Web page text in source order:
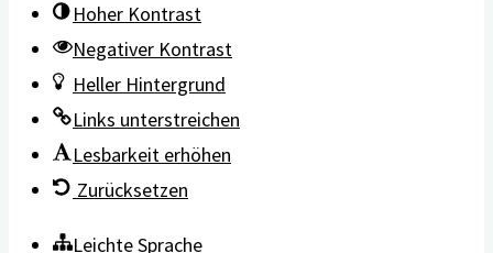
Hoher Kontrast
Negativer Kontrast
Heller Hintergrund
Links unterstreichen
Lesbarkeit erhöhen
Zurücksetzen
Leichte Sprache